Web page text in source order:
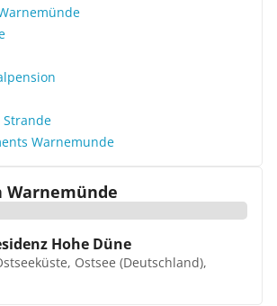
Strande
Warnemunde
Warnemünde
Hohe Düne
Ostsee (Deutschland),